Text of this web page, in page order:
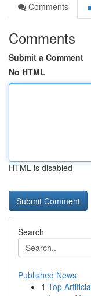
Comments
Comments
Submit a Comment
No HTML
HTML is disabled
Search
Published News
1 Top